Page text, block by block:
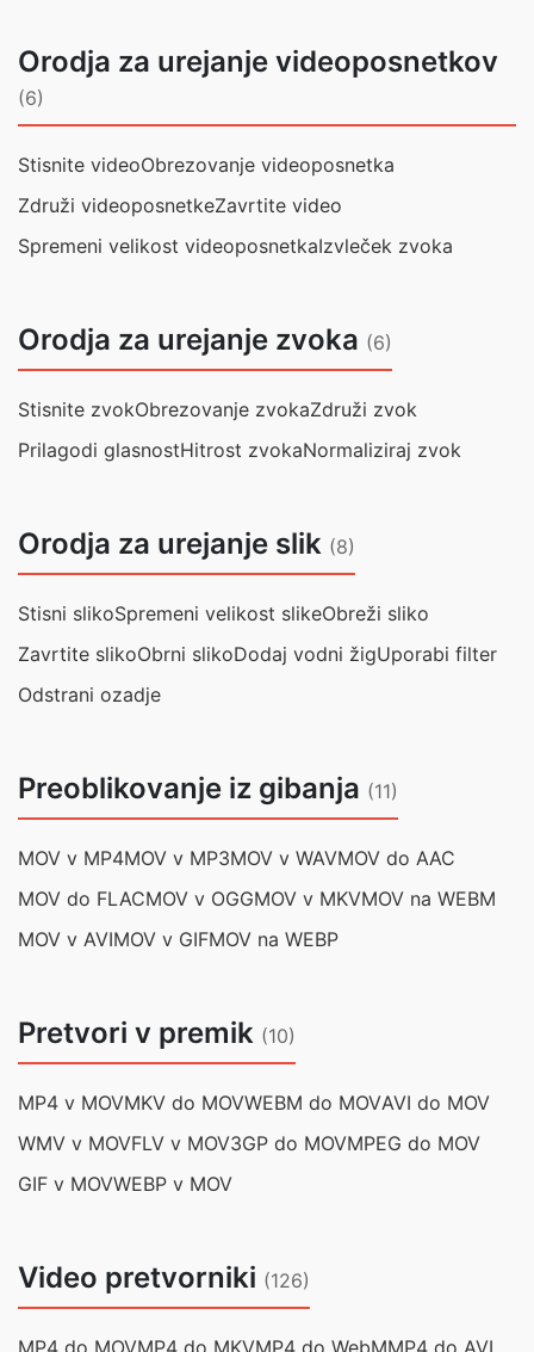
Orodja za urejanje videoposnetkov
(6)
Stisnite videoObrezovanje videoposnetka
Združi videoposnetkeZavrtite video
Spremeni velikost videoposnetkaIzvleček zvoka
Orodja za urejanje zvoka (6)
Stisnite zvokObrezovanje zvokaZdruži zvok
Prilagodi glasnostHitrost zvokaNormaliziraj zvok
Orodja za urejanje slik (8)
Stisni slikoSpremeni velikost slikeObreži sliko
Zavrtite slikoObrni slikoDodaj vodni žigUporabi filter
Odstrani ozadje
Preoblikovanje iz gibanja (11)
MOV v MP4MOV v MP3MOV v WAVMOV do AAC
MOV do FLACMOV v OGGMOV v MKVMOV na WEBM
MOV v AVIMOV v GIFMOV na WEBP
Pretvori v premik (10)
MP4 v MOVMKV do MOVWEBM do MOVAVI do MOV
WMV v MOVFLV v MOV3GP do MOVMPEG do MOV
GIF v MOVWEBP v MOV
Video pretvorniki (126)
MP4 do MOVMP4 do MKVMP4 do WebMMP4 do AVI